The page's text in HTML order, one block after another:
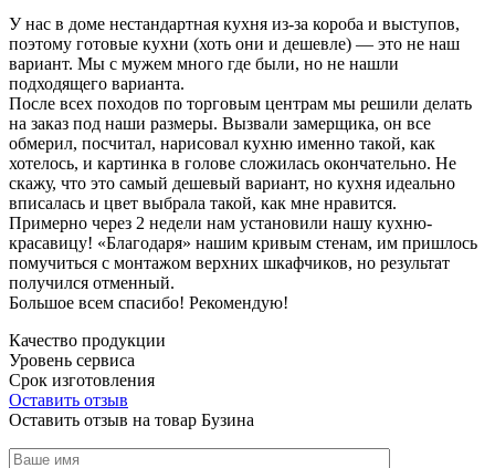
У нас в доме нестандартная кухня из-за короба и выступов,
поэтому готовые кухни (хоть они и дешевле) — это не наш
вариант. Мы с мужем много где были, но не нашли
подходящего варианта.
После всех походов по торговым центрам мы решили делать
на заказ под наши размеры. Вызвали замерщика, он все
обмерил, посчитал, нарисовал кухню именно такой, как
хотелось, и картинка в голове сложилась окончательно. Не
скажу, что это самый дешевый вариант, но кухня идеально
вписалась и цвет выбрала такой, как мне нравится.
Примерно через 2 недели нам установили нашу кухню-
красавицу! «Благодаря» нашим кривым стенам, им пришлось
помучиться с монтажом верхних шкафчиков, но результат
получился отменный.
Большое всем спасибо! Рекомендую!
Качество продукции
Уровень сервиса
Срок изготовления
Оставить отзыв
Оставить отзыв на товар Бузина